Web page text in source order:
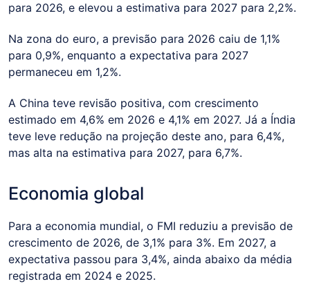
para 2026, e elevou a estimativa para 2027 para 2,2%.
Na zona do euro, a previsão para 2026 caiu de 1,1%
para 0,9%, enquanto a expectativa para 2027
permaneceu em 1,2%.
A China teve revisão positiva, com crescimento
estimado em 4,6% em 2026 e 4,1% em 2027. Já a Índia
teve leve redução na projeção deste ano, para 6,4%,
mas alta na estimativa para 2027, para 6,7%.
Economia global
Para a economia mundial, o FMI reduziu a previsão de
crescimento de 2026, de 3,1% para 3%. Em 2027, a
expectativa passou para 3,4%, ainda abaixo da média
registrada em 2024 e 2025.